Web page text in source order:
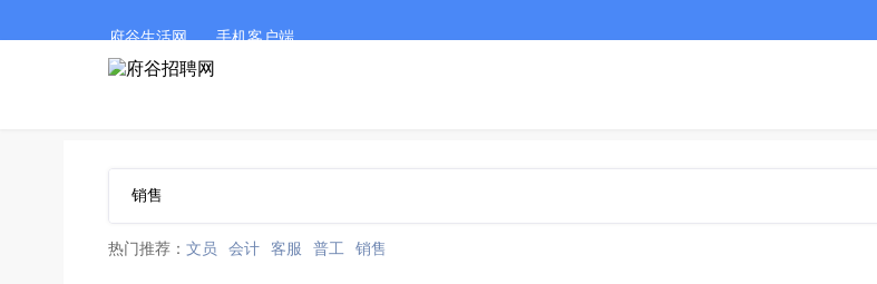
府谷生活网 手机客户端
热门推荐： 文员 会计 客服 普工 销售